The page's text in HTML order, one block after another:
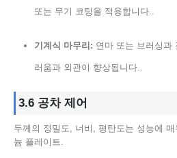
또는 무기 코팅을 적용합니다..
기계식 마무리: 연마 또는 브러싱과
러움과 외관이 향상됩니다..
3.6 공차 제어
두께의 정밀도, 너비, 평탄도는 성능에
늄 플레이트.